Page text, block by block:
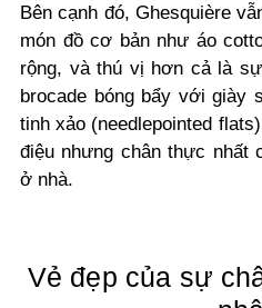
Bên cạnh đó, Ghesquière
món đồ cơ bản như áo
rộng, và thú vị hơn cả là
brocade bóng bẩy với giày
tinh xảo (needlepointed
điệu nhưng chân thực nhất
ở nhà.
Vẻ đẹp của sự